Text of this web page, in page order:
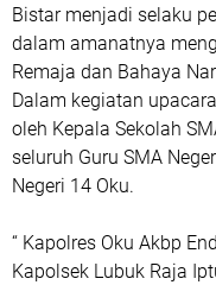
Bistar menjadi selaku
dalam amanatnya
Remaja dan Bahaya
Dalam kegiatan
oleh Kepala Sekolah
seluruh Guru SMA
Negeri 14 Oku.
“ Kapolres Oku Akbp
Kapolsek Lubuk Raja